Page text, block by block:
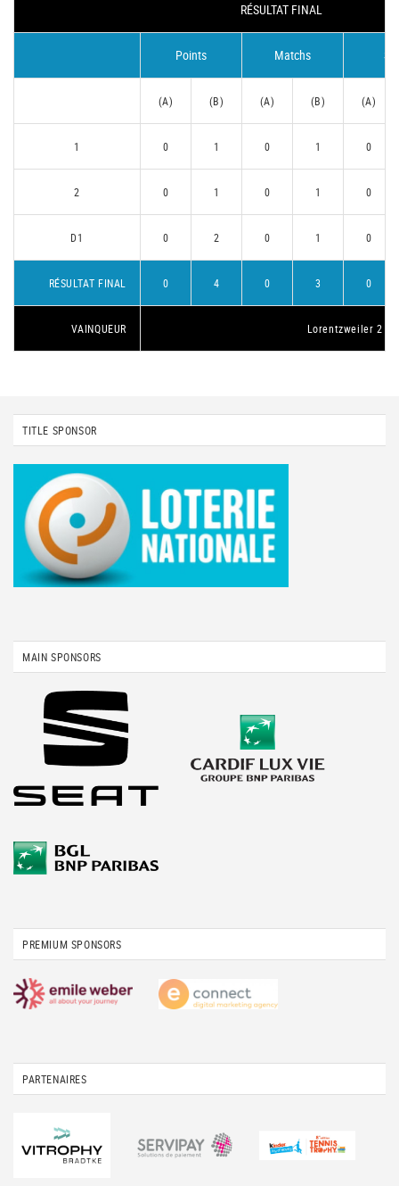
RÉSULTAT FINAL
Points Matchs
(A) (B) (A) (B) (A)
1 0 1 0 1 0
2 0 1 0 1 0
D1 0 2 0 1 0
RÉSULTAT FINAL 0 4 0 3 0
VAINQUEUR Lorentzweiler 2
TITLE SPONSOR
MAIN SPONSORS
PREMIUM SPONSORS
PARTENAIRES